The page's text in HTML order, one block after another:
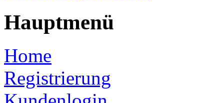
Hauptmenü
Home
Registrierung